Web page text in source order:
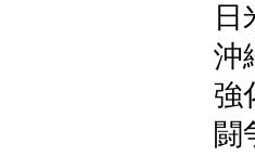
沖
強
闘